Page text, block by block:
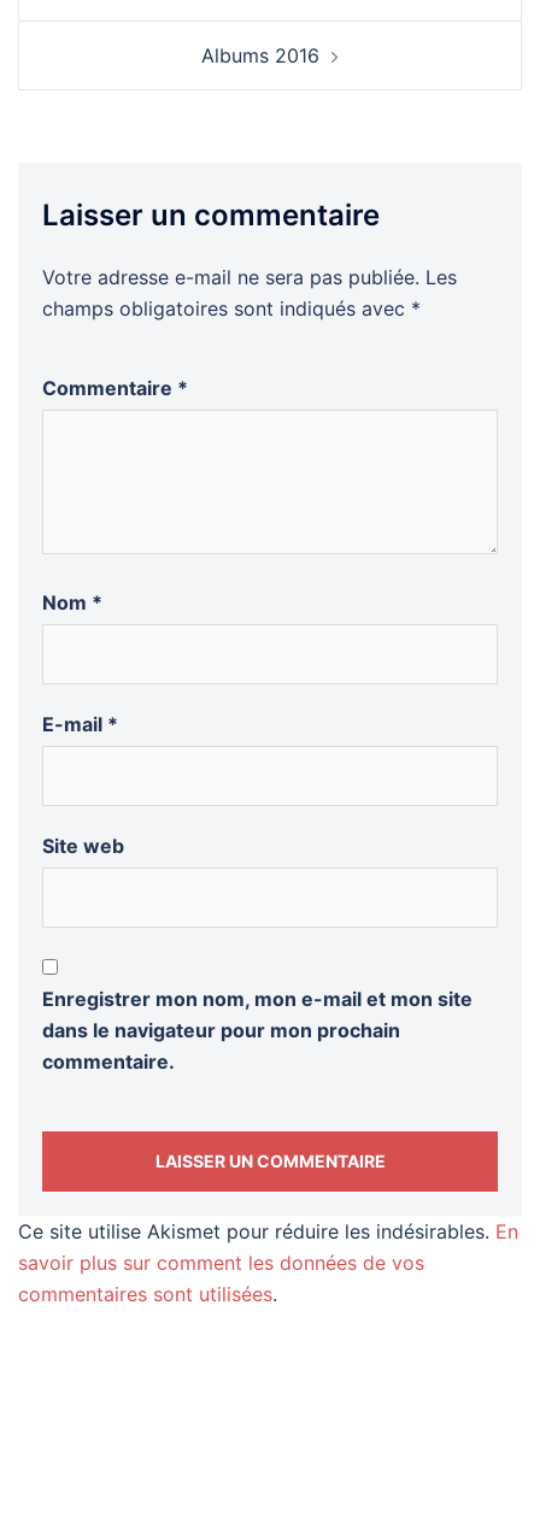
Albums 2016
Laisser un commentaire
Votre adresse e-mail ne sera pas publiée. Les
champs obligatoires sont indiqués avec *
Commentaire *
Nom *
E-mail *
Site web
Enregistrer mon nom, mon e-mail et mon site
dans le navigateur pour mon prochain
commentaire.
Ce site utilise Akismet pour réduire les indésirables. En
savoir plus sur comment les données de vos
commentaires sont utilisées.